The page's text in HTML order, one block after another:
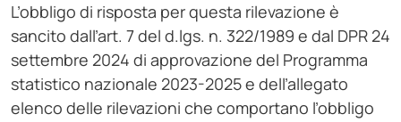
L’obbligo di risposta per questa rilevazione è
sancito dall’art. 7 del d.lgs. n. 322/1989 e dal DPR 24
settembre 2024 di approvazione del Programma
statistico nazionale 2023-2025 e dell’allegato
elenco delle rilevazioni che comportano l’obbligo